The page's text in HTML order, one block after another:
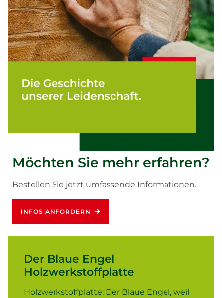
Möchten Sie mehr erfahren?
Bestellen Sie jetzt umfassende Informationen.
INFOS ANFORDERN
Der Blaue Engel
Holzwerkstoffplatte
Holzwerkstoffplatte: Der Blaue Engel, weil